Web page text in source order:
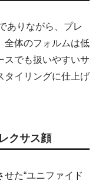
ありながら、プレ
全体のフォルムは低
スでも扱いやすいサ
タイリングに仕上げ
クサス顔
た“ユニファイド